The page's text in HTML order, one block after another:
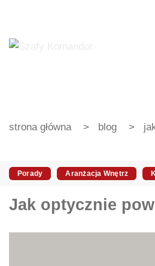
strona główna blog
Porady Aranżacja Wnętrz
Jak optycznie